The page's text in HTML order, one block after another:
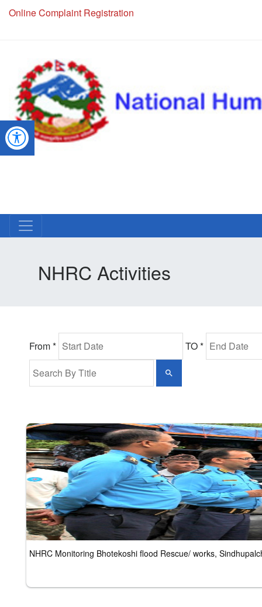
Online Complaint Registration
NHRC Activities
From * TO *
NHRC Monitoring Bhotekoshi flood Rescue/ works,